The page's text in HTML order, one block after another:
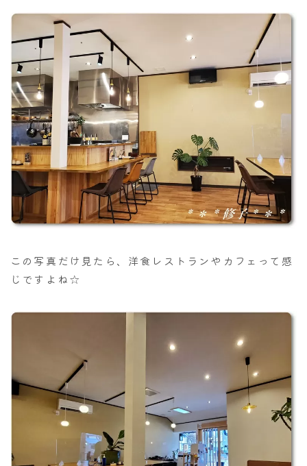
この写真だけ見たら、洋食レストランやカフェって感
じですよね☆